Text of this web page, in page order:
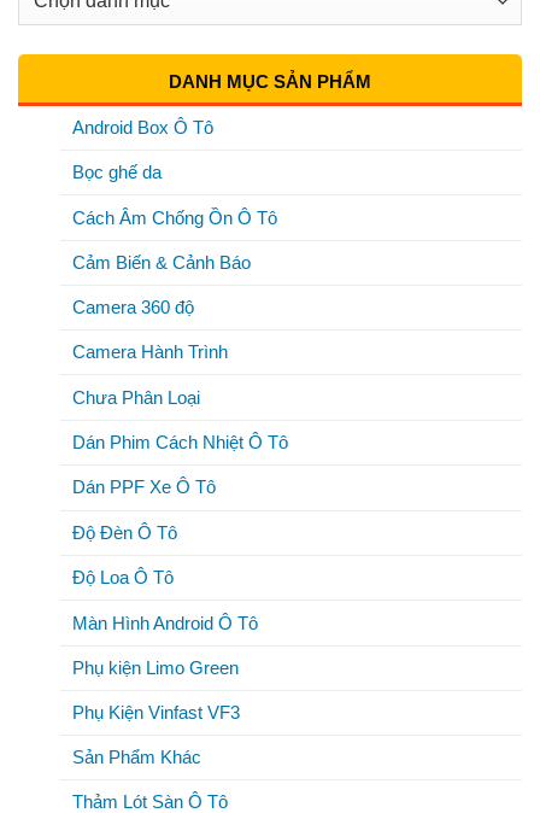
DANH MỤC SẢN PHẨM
Android Box Ô Tô
Bọc ghế da
Cách Âm Chống Ồn Ô Tô
Cảm Biến & Cảnh Báo
Camera 360 độ
Camera Hành Trình
Chưa Phân Loại
Dán Phim Cách Nhiệt Ô Tô
Dán PPF Xe Ô Tô
Độ Đèn Ô Tô
Độ Loa Ô Tô
Màn Hình Android Ô Tô
Phụ kiện Limo Green
Phụ Kiện Vinfast VF3
Sản Phẩm Khác
Thảm Lót Sàn Ô Tô